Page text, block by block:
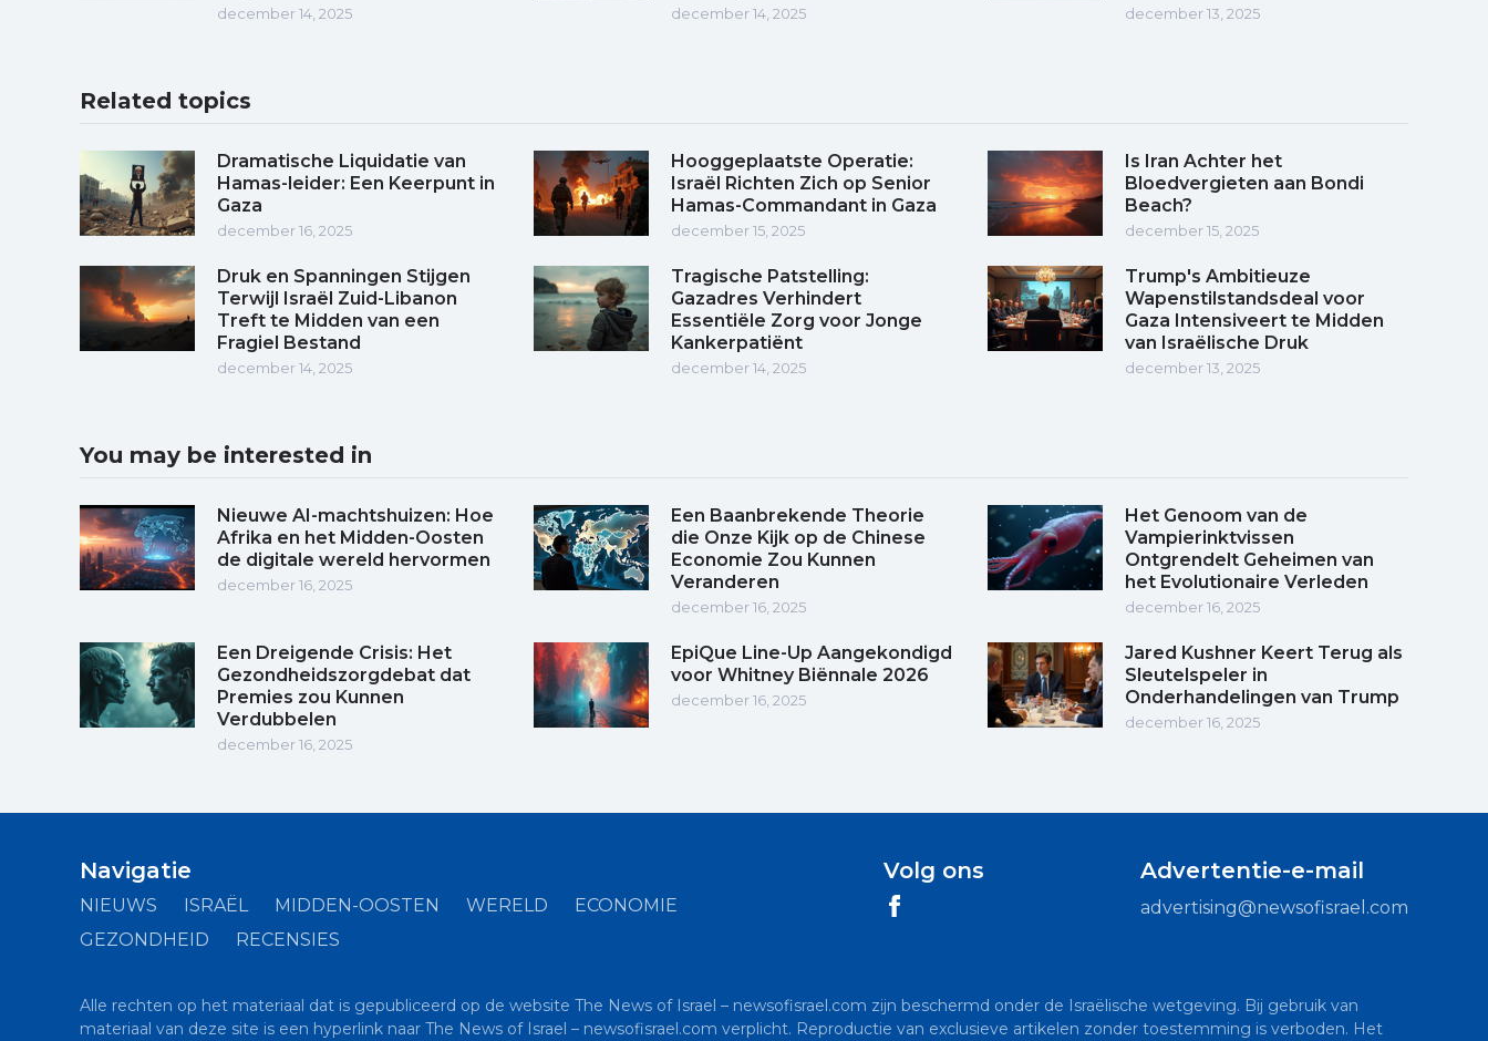
december 14, 2025 december 14, 2025 december 13, 2025
Related topics
Dramatische Liquidatie van
Hamas-leider: Een Keerpunt in
Gaza
december 16, 2025
Hooggeplaatste Operatie:
Israël Richten Zich op Senior
Hamas-Commandant in Gaza
december 15, 2025
Is Iran Achter het
Bloedvergieten aan Bondi
Beach?
december 15, 2025
Druk en Spanningen Stijgen
Terwijl Israël Zuid-Libanon
Treft te Midden van een
Fragiel Bestand
december 14, 2025
Tragische Patstelling:
Gazadres Verhindert
Essentiële Zorg voor Jonge
Kankerpatiënt
december 14, 2025
Trump's Ambitieuze
Wapenstilstandsdeal voor
Gaza Intensiveert te Midden
van Israëlische Druk
december 13, 2025
You may be interested in
Nieuwe AI-machtshuizen: Hoe
Afrika en het Midden-Oosten
de digitale wereld hervormen
december 16, 2025
Een Baanbrekende Theorie
die Onze Kijk op de Chinese
Economie Zou Kunnen
Veranderen
december 16, 2025
Het Genoom van de
Vampierinktvissen
Ontgrendelt Geheimen van
het Evolutionaire Verleden
december 16, 2025
Een Dreigende Crisis: Het
Gezondheidszorgdebat dat
Premies zou Kunnen
Verdubbelen
december 16, 2025
EpiQue Line-Up Aangekondigd
voor Whitney Biënnale 2026
december 16, 2025
Jared Kushner Keert Terug als
Sleutelspeler in
Onderhandelingen van Trump
december 16, 2025
Navigatie
NIEUWS ISRAËL MIDDEN-OOSTEN WERELD
ECONOMIE
GEZONDHEID
RECENSIES
Volg ons Advertentie-e-mail
advertising@newsofisrael.com
Alle rechten op het materiaal dat is gepubliceerd op de website The News of Israel – newsofisrael.com zijn beschermd onder de Israëlische wetgeving. Bij gebruik van
materiaal van deze site is een hyperlink naar The News of Israel – newsofisrael.com verplicht. Reproductie van exclusieve artikelen zonder toestemming is verboden. Het